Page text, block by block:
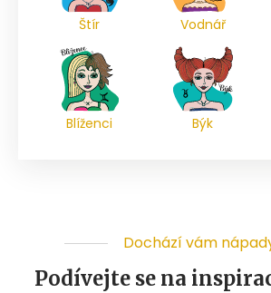
Štír Vodnář
Blíženci Býk
Dochází vám
Podívejte se na